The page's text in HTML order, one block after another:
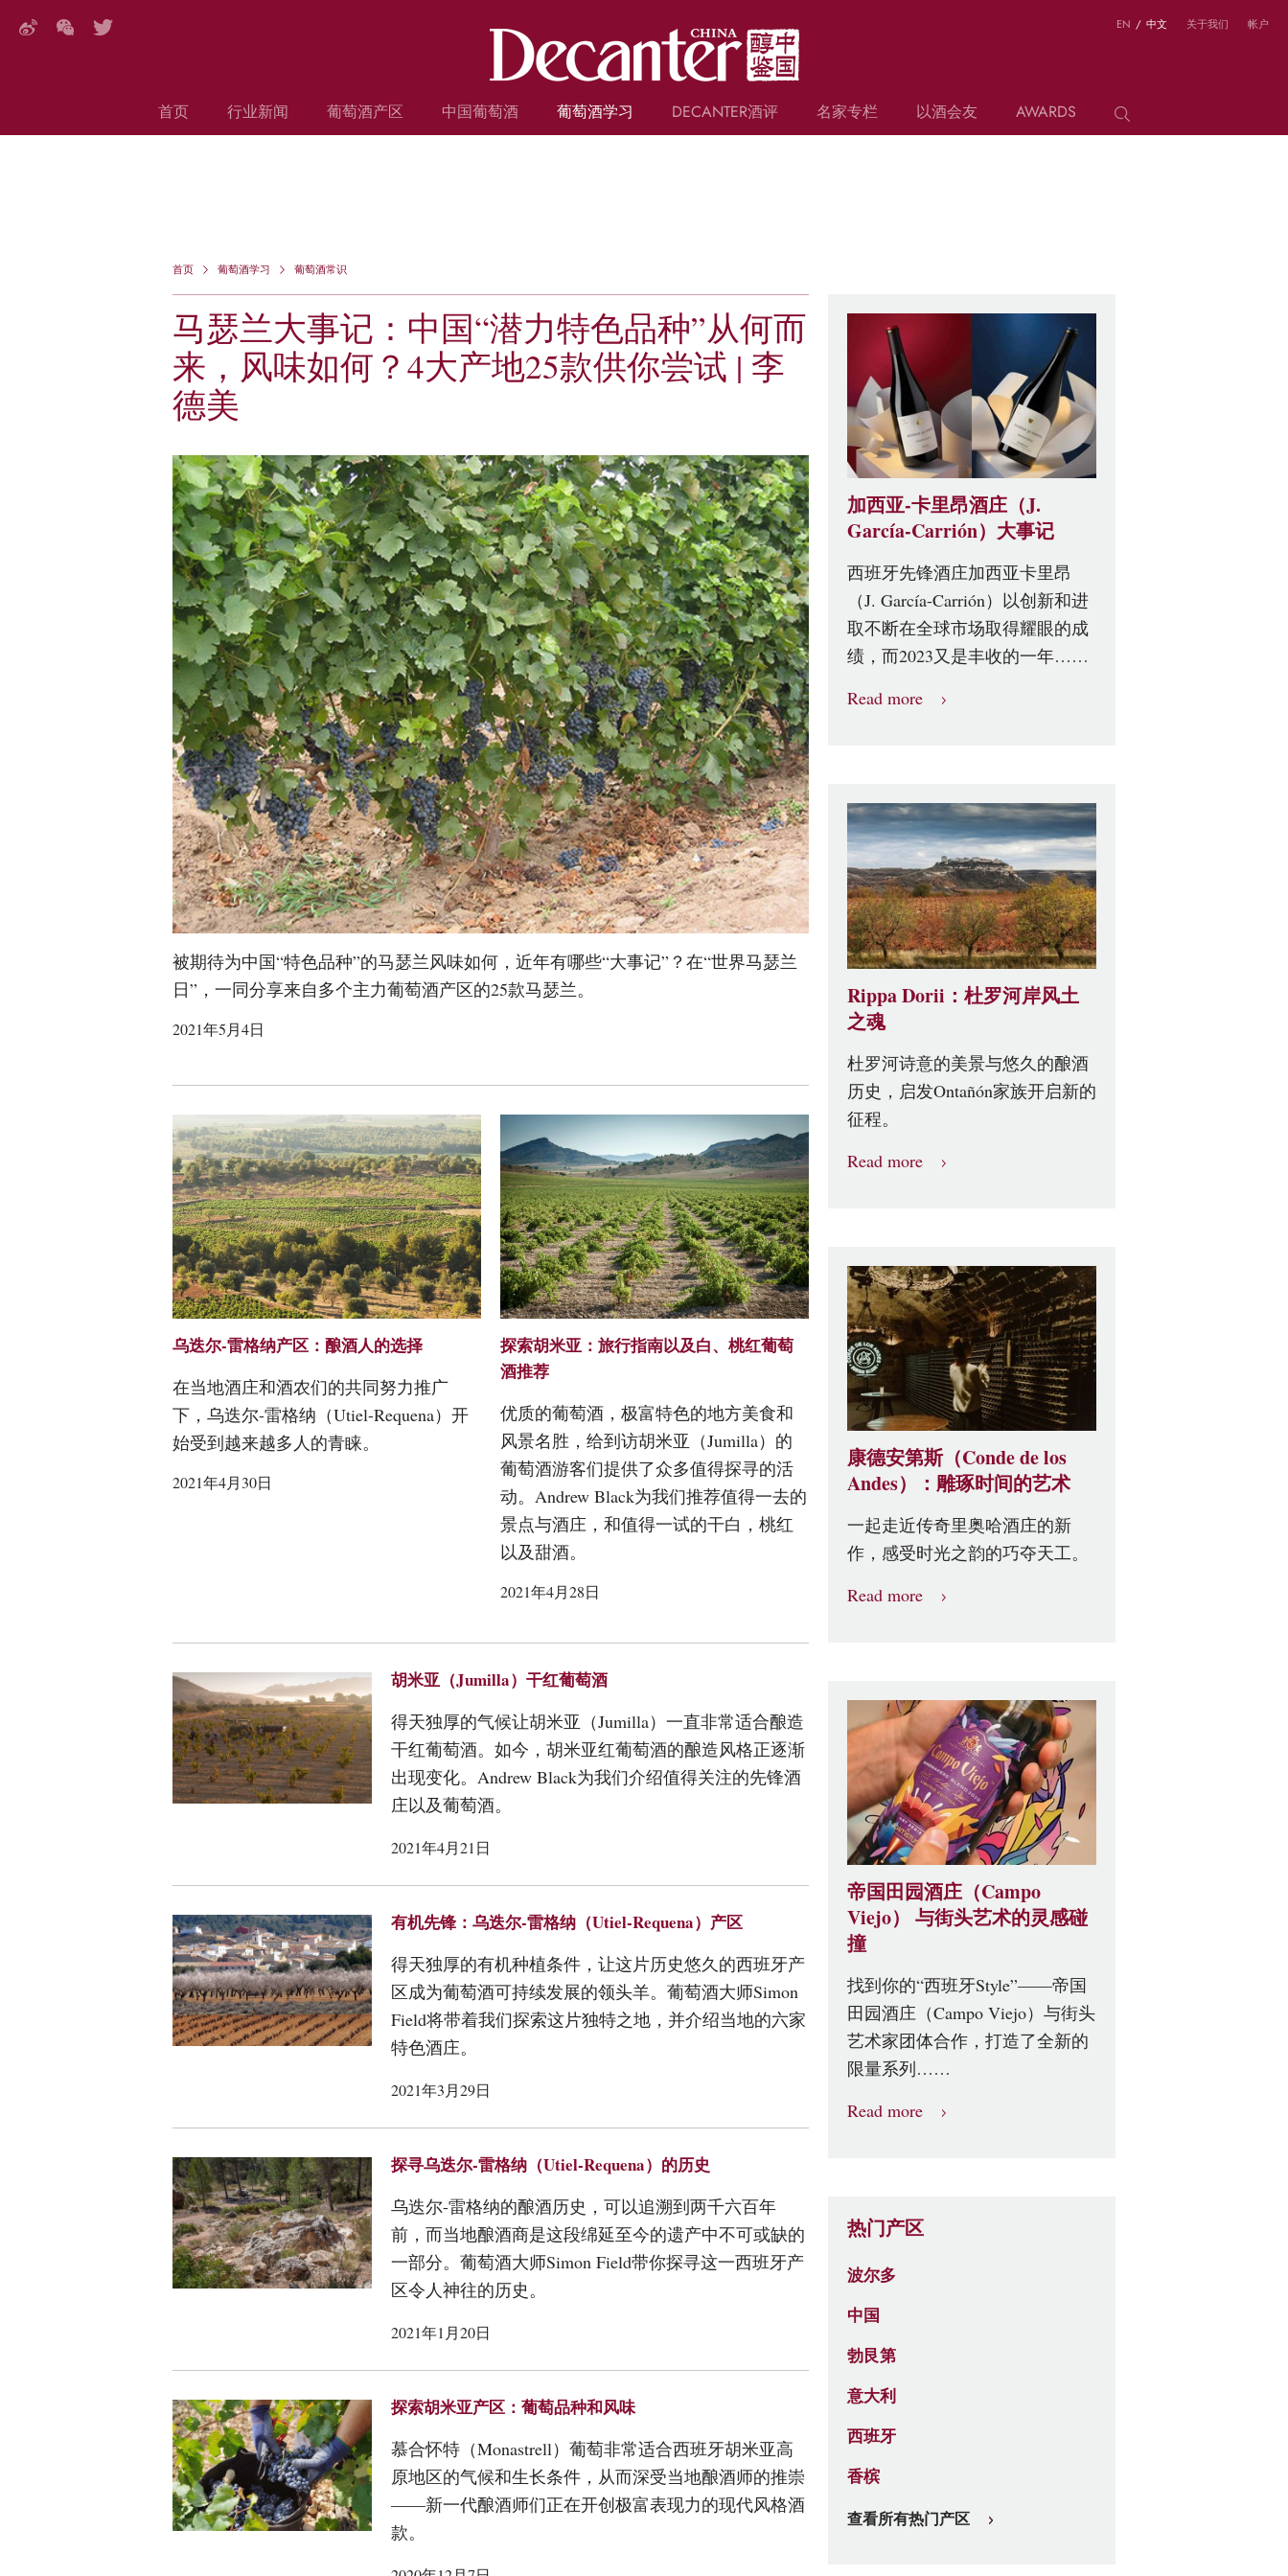
首页 行业新闻 葡萄酒产区 中国葡萄酒 葡萄酒学习
投资指南
DECANTER酒评 名家专栏 以酒会友 AWARDS
EN / 中文 关于我们 帐户
首页 葡萄酒学习 葡萄酒常识
马瑟兰大事记：中国“潜力特色品种”从何而
来，风味如何？4大产地25款供你尝试 | 李
德美
被期待为中国“特色品种”的马瑟兰风味如何，近年有哪些“大事记”？在“世界马瑟兰
日”，一同分享来自多个主力葡萄酒产区的25款马瑟兰。
2021年5月4日
乌迭尔-雷格纳产区：酿酒人的选择
在当地酒庄和酒农们的共同努力推广
下，乌迭尔-雷格纳（Utiel-Requena）开
始受到越来越多人的青睐。
2021年4月30日
探索胡米亚：旅行指南以及白、桃红葡萄
酒推荐
优质的葡萄酒，极富特色的地方美食和
风景名胜，给到访胡米亚（Jumilla）的
葡萄酒游客们提供了众多值得探寻的活
动。Andrew Black为我们推荐值得一去的
景点与酒庄，和值得一试的干白，桃红
以及甜酒。
2021年4月28日
胡米亚（Jumilla）干红葡萄酒
得天独厚的气候让胡米亚（Jumilla）一直非常适合酿造
干红葡萄酒。如今，胡米亚红葡萄酒的酿造风格正逐渐
出现变化。Andrew Black为我们介绍值得关注的先锋酒
庄以及葡萄酒。
2021年4月21日
有机先锋：乌迭尔-雷格纳（Utiel-Requena）产区
得天独厚的有机种植条件，让这片历史悠久的西班牙产
区成为葡萄酒可持续发展的领头羊。葡萄酒大师Simon
Field将带着我们探索这片独特之地，并介绍当地的六家
特色酒庄。
2021年3月29日
探寻乌迭尔-雷格纳（Utiel-Requena）的历史
乌迭尔-雷格纳的酿酒历史，可以追溯到两千六百年
前，而当地酿酒商是这段绵延至今的遗产中不可或缺的
一部分。葡萄酒大师Simon Field带你探寻这一西班牙产
区令人神往的历史。
2021年1月20日
探索胡米亚产区：葡萄品种和风味
慕合怀特（Monastrell）葡萄非常适合西班牙胡米亚高
原地区的气候和生长条件，从而深受当地酿酒师的推崇
——新一代酿酒师们正在开创极富表现力的现代风格酒
款。
加西亚-卡里昂酒庄（J.
García-Carrión）大事记
西班牙先锋酒庄加西亚卡里昂
（J. García-Carrión）以创新和进
取不断在全球市场取得耀眼的成
绩，而2023又是丰收的一年……
Read more
Rippa Dorii：杜罗河岸风土
之魂
杜罗河诗意的美景与悠久的酿酒
历史，启发Ontañón家族开启新的
征程。
Read more
康德安第斯（Conde de los
Andes）：雕琢时间的艺术
一起走近传奇里奥哈酒庄的新
作，感受时光之韵的巧夺天工。
Read more
帝国田园酒庄（Campo
Viejo） 与街头艺术的灵感碰
撞
找到你的“西班牙Style”——帝国
田园酒庄（Campo Viejo）与街头
艺术家团体合作，打造了全新的
限量系列……
Read more
热门产区
波尔多
中国
勃艮第
意大利
西班牙
香槟
查看所有热门产区